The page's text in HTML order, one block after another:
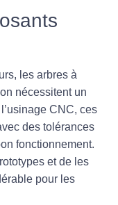
les arbres à
nécessitent un
CNC, ces
des tolérances
fonctionnement.
et de les
pour les